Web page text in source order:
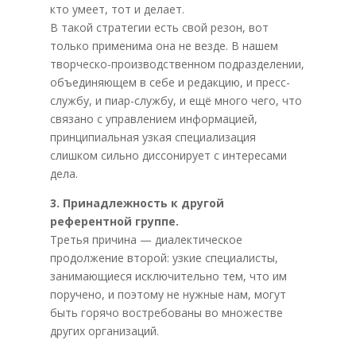
кто умеет, тот и делает.
В такой стратегии есть свой резон, вот
только применима она не везде. В нашем
творческо-производственном подразделении,
объединяющем в себе и редакцию, и пресс-
службу, и пиар-службу, и ещё много чего, что
связано с управлением информацией,
принципиальная узкая специализация
слишком сильно диссонирует с интересами
дела.
3. Принадлежность к другой
референтной группе.
Третья причина — диалектическое
продолжение второй: узкие специалисты,
занимающиеся исключительно тем, что им
поручено, и поэтому не нужные нам, могут
быть горячо востребованы во множестве
других организаций.